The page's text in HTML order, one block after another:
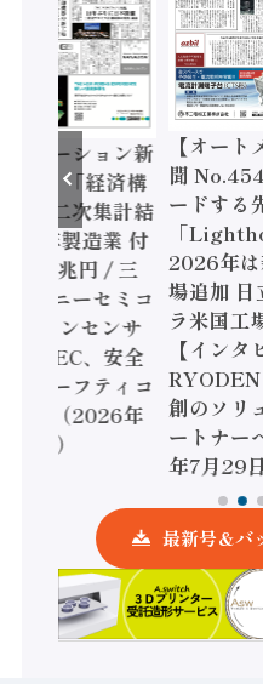
トメーション新
】「経済構
調査二次集計結
年製造業 付
額86兆円 / 三
とソニーセミコ
ジョンセンサ
/ IDEC、安全
すセーフティコ
ーラ（2026年
発行）
【オー
聞
ードする
「
2026年
場追加 日
ラ米国工
【インタ
創のソリ
ートナー
年7月29
最新号＆バ